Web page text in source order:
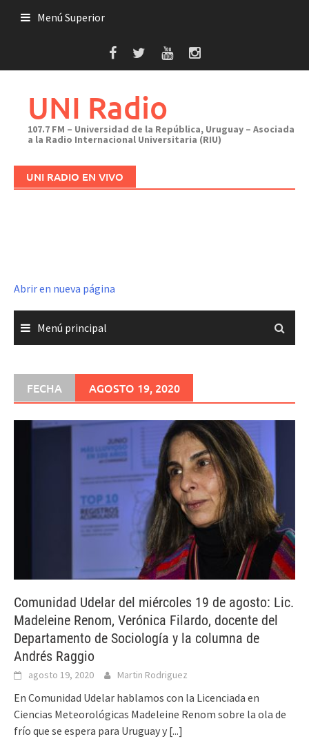
Menú Superior
UNI Radio
107.7 FM – Universidad de la República, Uruguay – Asociada
a la Radio Internacional Universitaria (RIU)
UNI RADIO EN VIVO
Abrir en nueva página
Menú principal
FECHA AGOSTO 19, 2020
Comunidad Udelar del miércoles 19 de agosto: Lic.
Madeleine Renom, Verónica Filardo, docente del
Departamento de Sociología y la columna de
Andrés Raggio
agosto 19, 2020 Martin Rodriguez
En Comunidad Udelar hablamos con la Licenciada en
Ciencias Meteorológicas Madeleine Renom sobre la ola de
frío que se espera para Uruguay y [...]